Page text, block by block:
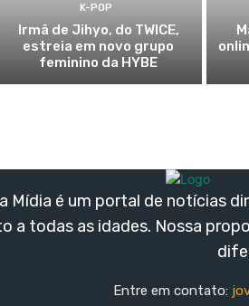
K-POP
Irmã de Jihyo, do TWICE,
estreia em novo grupo
feminino da HYBE
Mídia é um portal de notícias
a todas as idades. Nossa
Entre em contato: